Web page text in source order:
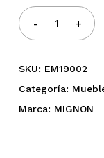
No
SKU: EM19002
Categoría:
Marca: MIGNON